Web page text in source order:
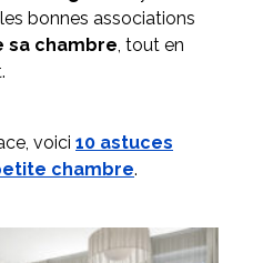
bonnes associations
sa chambre, tout en
voici 10 astuces
chambre.